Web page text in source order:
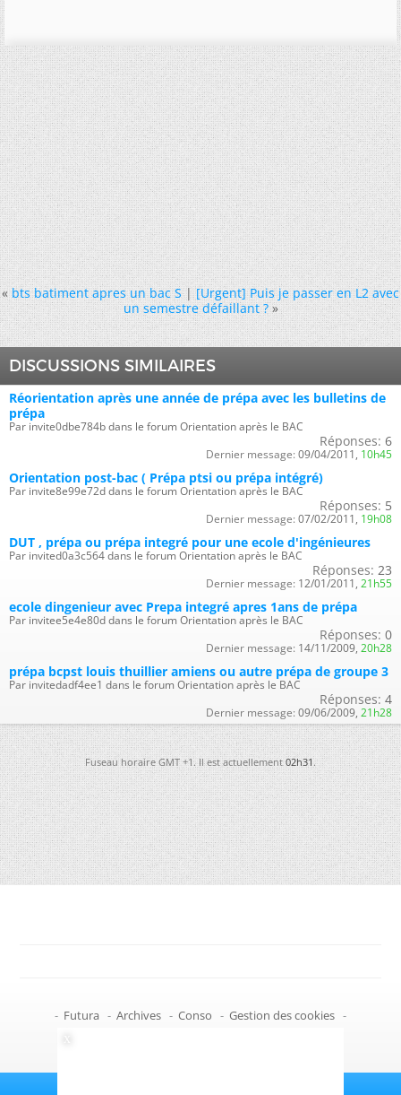
« bts batiment apres un bac S|[Urgent] Puis je passer en L2 avec
un semestre défaillant ? »
DISCUSSIONS SIMILAIRES
Réorientation après une année de prépa avec les bulletins de
prépa
Par invite0dbe784b dans le forum Orientation après le BAC
Réponses: 6
Dernier message: 09/04/2011, 10h45
Orientation post-bac ( Prépa ptsi ou prépa intégré)
Par invite8e99e72d dans le forum Orientation après le BAC
Réponses: 5
Dernier message: 07/02/2011, 19h08
DUT , prépa ou prépa integré pour une ecole d'ingénieures
Par invited0a3c564 dans le forum Orientation après le BAC
Réponses: 23
Dernier message: 12/01/2011, 21h55
ecole dingenieur avec Prepa integré apres 1ans de prépa
Par invitee5e4e80d dans le forum Orientation après le BAC
Réponses: 0
Dernier message: 14/11/2009, 20h28
prépa bcpst louis thuillier amiens ou autre prépa de groupe 3
Par invitedadf4ee1 dans le forum Orientation après le BAC
Réponses: 4
Dernier message: 09/06/2009, 21h28
Fuseau horaire GMT +1. Il est actuellement02h31.
- Futura - Archives - Conso - Gestion des cookies -